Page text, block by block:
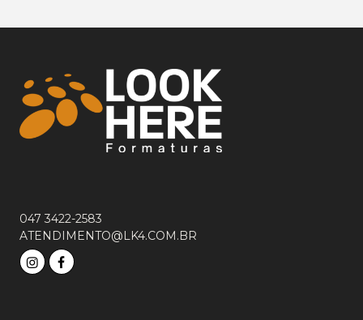
047 3422-2583
ATENDIMENTO@LK4.COM.BR